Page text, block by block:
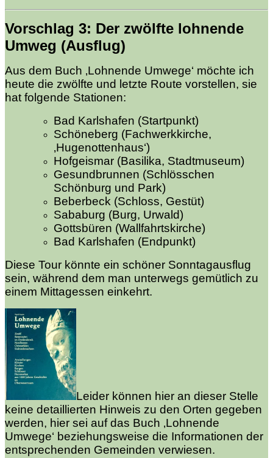
Vorschlag 3: Der zwölfte lohnende
Umweg (Ausflug)
Aus dem Buch ‚Lohnende Umwege‘ möchte ich
heute die zwölfte und letzte Route vorstellen, sie
hat folgende Stationen:
Bad Karlshafen (Startpunkt)
Schöneberg (Fachwerkkirche,
‚Hugenottenhaus‘)
Hofgeismar (Basilika, Stadtmuseum)
Gesundbrunnen (Schlösschen
Schönburg und Park)
Beberbeck (Schloss, Gestüt)
Sababurg (Burg, Urwald)
Gottsbüren (Wallfahrtskirche)
Bad Karlshafen (Endpunkt)
Diese Tour könnte ein schöner Sonntagausflug
sein, während dem man unterwegs gemütlich zu
einem Mittagessen einkehrt.
Leider können hier an dieser Stelle
keine detaillierten Hinweis zu den Orten gegeben
werden, hier sei auf das Buch ‚Lohnende
Umwege‘ beziehungsweise die Informationen der
entsprechenden Gemeinden verwiesen.